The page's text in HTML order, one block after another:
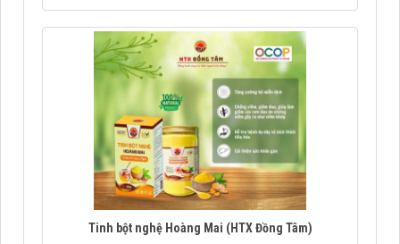
Tinh bột nghệ Hoàng Mai (HTX Đồng Tâm)